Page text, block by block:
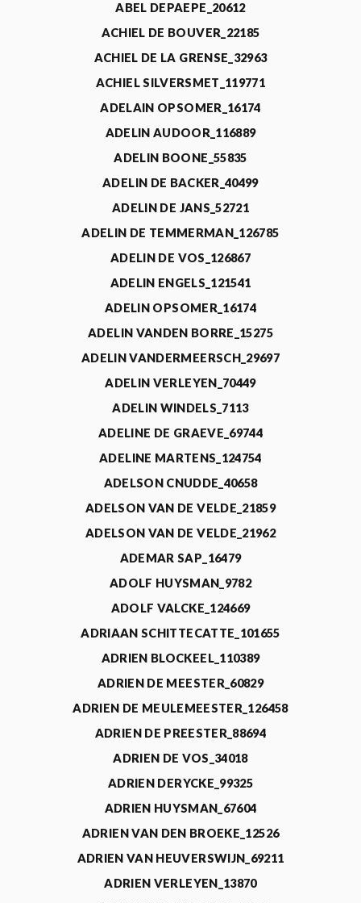
ABEL DEPAEPE_20612
ACHIEL DE BOUVER_22185
ACHIEL DE LA GRENSE_32963
ACHIEL SILVERSMET_119771
ADELAIN OPSOMER_16174
ADELIN AUDOOR_116889
ADELIN BOONE_55835
ADELIN DE BACKER_40499
ADELIN DE JANS_52721
ADELIN DE TEMMERMAN_126785
ADELIN DE VOS_126867
ADELIN ENGELS_121541
ADELIN OPSOMER_16174
ADELIN VANDEN BORRE_15275
ADELIN VANDERMEERSCH_29697
ADELIN VERLEYEN_70449
ADELIN WINDELS_7113
ADELINE DE GRAEVE_69744
ADELINE MARTENS_124754
ADELSON CNUDDE_40658
ADELSON VAN DE VELDE_21859
ADELSON VAN DE VELDE_21962
ADEMAR SAP_16479
ADOLF HUYSMAN_9782
ADOLF VALCKE_124669
ADRIAAN SCHITTECATTE_101655
ADRIEN BLOCKEEL_110389
ADRIEN DE MEESTER_60829
ADRIEN DE MEULEMEESTER_126458
ADRIEN DE PREESTER_88694
ADRIEN DE VOS_34018
ADRIEN DERYCKE_99325
ADRIEN HUYSMAN_67604
ADRIEN VAN DEN BROEKE_12526
ADRIEN VAN HEUVERSWIJN_69211
ADRIEN VERLEYEN_13870